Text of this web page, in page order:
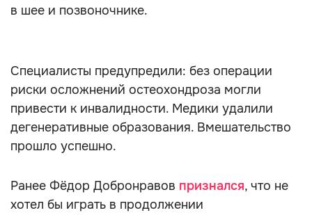
в шее и позвоночнике.
Специалисты предупредили: без операции
риски осложнений остеохондроза могли
привести к инвалидности. Медики удалили
дегенеративные образования. Вмешательство
прошло успешно.
Ранее Фёдор Добронравов признался, что не
хотел бы играть в продолжении